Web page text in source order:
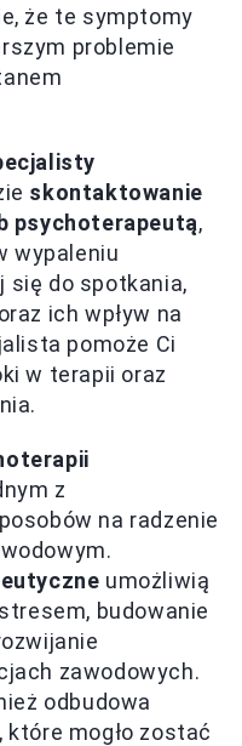
że te symptomy
problemie
skontaktowanie
psychoterapeutą,
wypaleniu
się do spotkania,
ich wpływ na
pomoże Ci
w terapii oraz
z
na radzenie
umożliwią
budowanie
zawodowych.
odbudowa
mogło zostać